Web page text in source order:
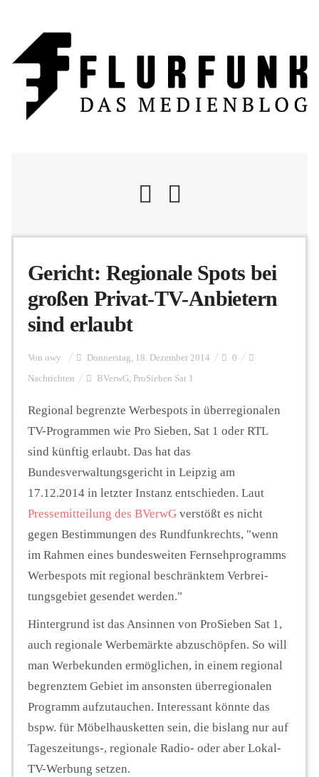
Nachrichten
Flurschelte
Personalien
Hintergrund
FUNKTURM-Beiträge
Podcast
Seminare
Unterstützen
Gericht: Regionale Spots bei
großen Privat-TV-Anbietern
sind erlaubt
Von owy Donnerstag, 18. Dezember 2014 0
Nachrichten BVerwG, ProSieben Sat 1
Regional begrenzte Werbespots in überregionalen
TV-Programmen wie Pro Sieben, Sat 1 oder RTL
sind künftig erlaubt. Das hat das
Bundesverwaltungsgericht in Leipzig am
17.12.2014 in letzter Instanz entschieden. Laut
Pressemitteilung des BVerwG verstößt es nicht
gegen Be­stim­mun­gen des Rund­funk­rechts, "wenn
im Rah­men eines bun­des­wei­ten Fern­seh­pro­gramms
Wer­be­spots mit re­gio­nal be­schränk­tem Ver­brei­
tungs­ge­biet ge­sen­det wer­den."
Hintergrund ist das Ansinnen von ProSieben Sat 1,
auch regionale Werbemärkte abzuschöpfen. So will
man Werbekunden ermöglichen, in einem regional
begrenztem Gebiet im ansonsten überregionalen
Programm aufzutauchen. Interessant könnte das
bspw. für Möbelhausketten sein, die bislang nur auf
Tageszeitungs-, regionale Radio- oder aber Lokal-
TV-Werbung setzen.